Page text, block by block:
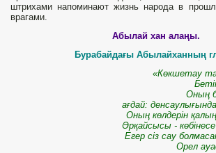
штрихами напоминают жизнь народа в
врагами.
Абылай хан алаңы.
Бурабайдағы Абылайханның
«Көкшетау
Оның
ағдай:
Оның көлдерін
Әрқайсысы -
Егер сіз сау
Орел